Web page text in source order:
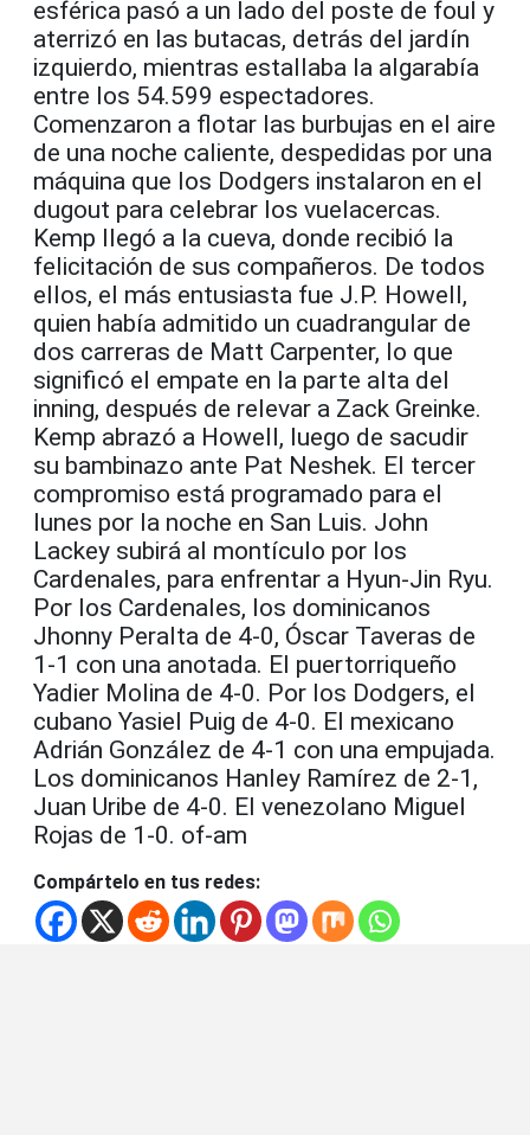
esférica pasó a un lado del poste de foul y
aterrizó en las butacas, detrás del jardín
izquierdo, mientras estallaba la algarabía
entre los 54.599 espectadores.
Comenzaron a flotar las burbujas en el aire
de una noche caliente, despedidas por una
máquina que los Dodgers instalaron en el
dugout para celebrar los vuelacercas.
Kemp llegó a la cueva, donde recibió la
felicitación de sus compañeros. De todos
ellos, el más entusiasta fue J.P. Howell,
quien había admitido un cuadrangular de
dos carreras de Matt Carpenter, lo que
significó el empate en la parte alta del
inning, después de relevar a Zack Greinke.
Kemp abrazó a Howell, luego de sacudir
su bambinazo ante Pat Neshek. El tercer
compromiso está programado para el
lunes por la noche en San Luis. John
Lackey subirá al montículo por los
Cardenales, para enfrentar a Hyun-Jin Ryu.
Por los Cardenales, los dominicanos
Jhonny Peralta de 4-0, Óscar Taveras de
1-1 con una anotada. El puertorriqueño
Yadier Molina de 4-0. Por los Dodgers, el
cubano Yasiel Puig de 4-0. El mexicano
Adrián González de 4-1 con una empujada.
Los dominicanos Hanley Ramírez de 2-1,
Juan Uribe de 4-0. El venezolano Miguel
Rojas de 1-0. of-am
Compártelo en tus redes: